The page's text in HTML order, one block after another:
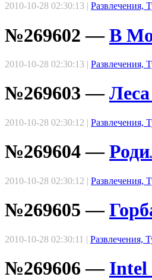
2010-10-28 02:30:13 | Развлечения,
№269602 —В
2010-10-28 02:30:13 | Развлечения,
№269603 —
2010-10-28 02:30:12 | Развлечения,
№269604 —
2010-10-28 02:30:12 | Развлечения,
№269605 —
2010-10-28 02:30:11 | Развлечения,
№269606 — Intel